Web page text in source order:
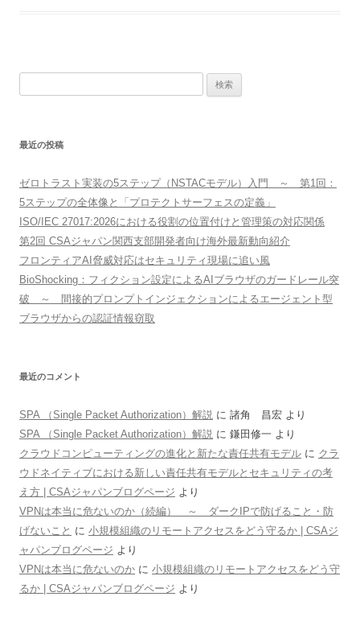
索:
最近の投稿
ゼロトラスト実装の5ステップ（NSTACモデル）入門 ～ 第1回：
5ステップの全体像と「プロテクトサーフェスの定義」
ISO/IEC 27017:2026における役割の位置付けと管理策の対応関係
第2回 CSAジャパン関西支部開発者向け海外最新動向紹介
フロンティアAI脅威対応はセキュリティ現場に追い風
BioShocking：フィクション設定によるAIブラウザのガードレール突
破 ～ 間接的プロンプトインジェクションによるエージェント型
ブラウザからの認証情報窃取
最近のコメント
SPA （Single Packet Authorization）解説 に 諸角 昌宏 より
SPA （Single Packet Authorization）解説 に 鎌田修一 より
クラウドコンピューティングの進化と新たな責任共有モデル に クラ
ウドネイティブにおける新しい責任共有モデルとセキュリティの考
え方 | CSAジャパンブログページ より
VPNは本当に危ないのか（続編） ～ ダークIPで防げること・防
げないこと に 小規模組織のリモートアクセスをどう守るか | CSAジ
ャパンブログページ より
VPNは本当に危ないのか に 小規模組織のリモートアクセスをどう守
るか | CSAジャパンブログページ より